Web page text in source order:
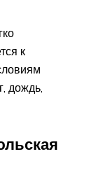
к
дождь,